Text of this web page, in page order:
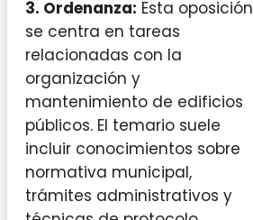
3. Ordenanza: Esta oposición
se centra en tareas
relacionadas con la
organización y
mantenimiento de edificios
públicos. El temario suele
incluir conocimientos sobre
normativa municipal,
trámites administrativos y